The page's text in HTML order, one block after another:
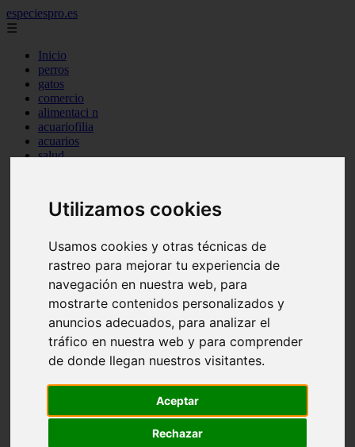
Utilizamos cookies
Usamos cookies y otras técnicas de
rastreo para mejorar tu experiencia de
navegación en nuestra web, para
mostrarte contenidos personalizados y
anuncios adecuados, para analizar el
tráfico en nuestra web y para comprender
de donde llegan nuestros visitantes.
Aceptar
Rechazar
especiespro.es
☰
Inicio
perros
gatos
comercio
alimentaci n
acuariofilia
acuarios
salud
mantenimiento
aves
bienestar
peque os mam feros
verano
legislaci n
peluquer a
accesorios
peluquer a canina
complementos
consejos
comportamiento
protagonistas
abandono